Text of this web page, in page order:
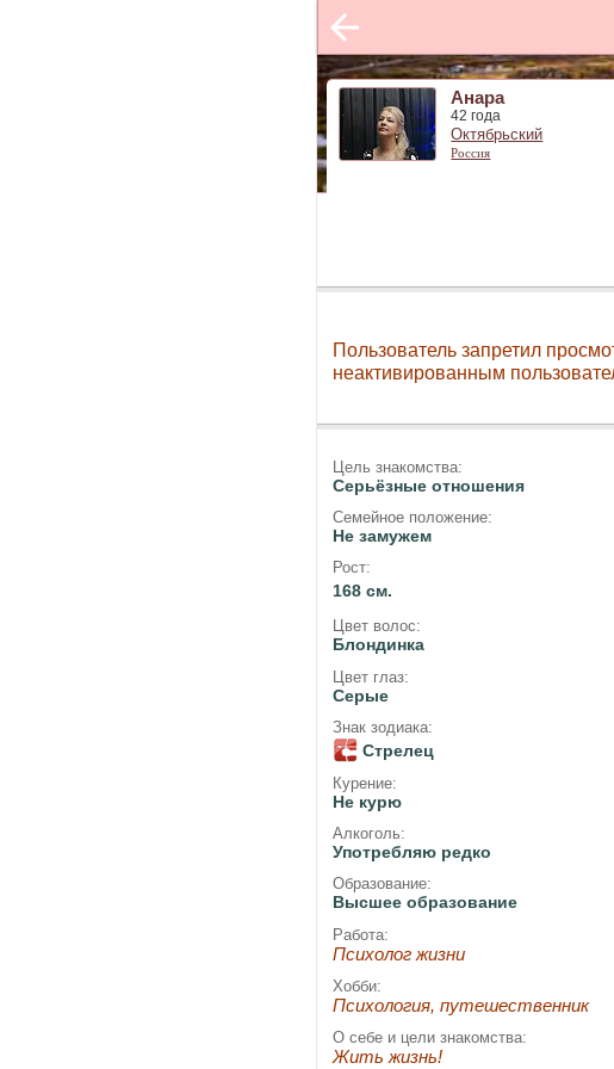
Анара
42 года
Октябрьский
Россия
Пользователь запретил
неактивированным
Цель знакомства:
Серьёзные отношения
Семейное положение:
Не замужем
Рост:
168 см.
Цвет волос:
Блондинка
Цвет глаз:
Серые
Знак зодиака:
Стрелец
Курение:
Не курю
Алкоголь:
Употребляю редко
Образование:
Высшее образование
Работа:
Психолог жизни
Хобби:
Психология, путешественник
О себе и цели знакомства:
Жить жизнь!